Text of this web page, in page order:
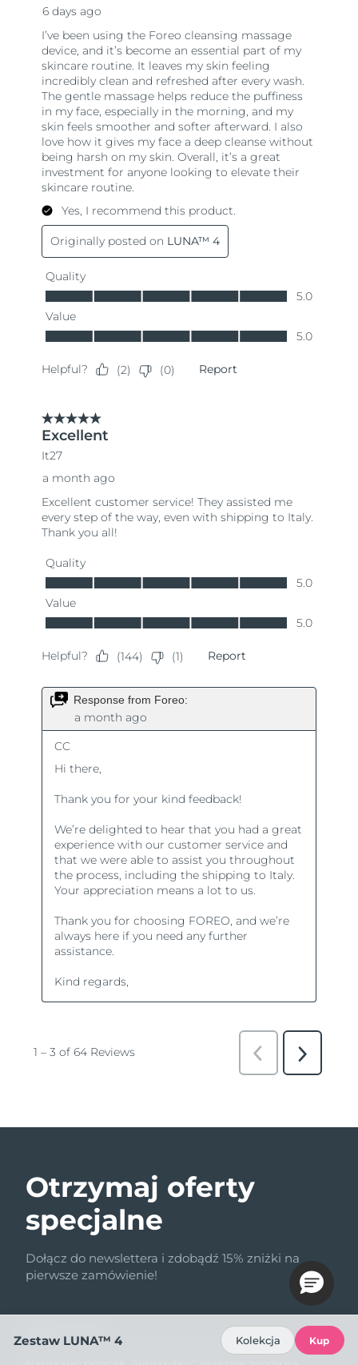
Otrzymaj oferty
specjalne
Dołącz do newslettera i zdobądź 15% zniżki na
pierwsze zamówienie!
Zestaw LUNA™ 4 Kolekcja Kup